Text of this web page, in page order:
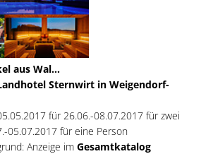
aus Wal...
Sternwirt in Weigendorf-
für 26.06.-08.07.2017 für zwei
05.07.2017 für eine Person
Anzeige im Gesamtkatalog